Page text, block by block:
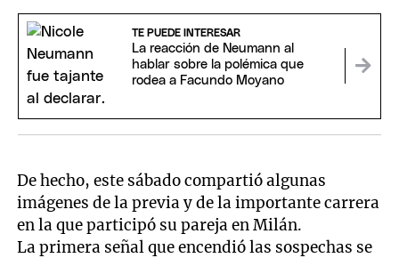
TE PUEDE INTERESAR
La reacción de Neumann al
hablar sobre la polémica que
rodea a Facundo Moyano
De hecho, este sábado compartió algunas
imágenes de la previa y de la importante carrera
en la que participó su pareja en Milán.
La primera señal que encendió las sospechas se